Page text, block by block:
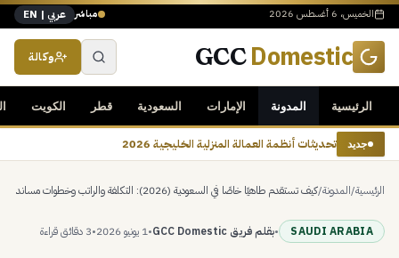
الخميس، 6 أغسطس 2026 مباشر عربي | EN
GCC Domestic وكالة
الرئيسية المدونة الإمارات السعودية قطر الكويت
جديد تحديثات أنظمة العمالة المنزلية الخليجية 2026
الرئيسية/المدونة/كيف تستقدم طاهيًا خاصًا في السعودية (2026): التكلفة والراتب وخطوات مساند
SAUDI ARABIA
•بقلم فريق GCC Domestic •1 يونيو 2026 •3 دقائق قراءة